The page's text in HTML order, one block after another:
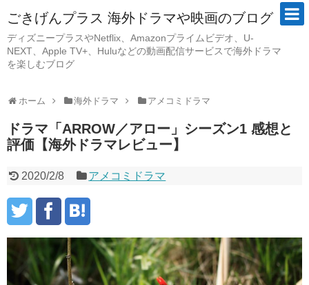
ごきげんプラス 海外ドラマや映画のブログ
ディズニープラスやNetflix、Amazonプライムビデオ、U-
NEXT、Apple TV+、Huluなどの動画配信サービスで海外ドラマ
を楽しむブログ
ホーム 海外ドラマ アメコミドラマ
ドラマ「ARROW／アロー」シーズン1 感想と
評価【海外ドラマレビュー】
2020/2/8 アメコミドラマ